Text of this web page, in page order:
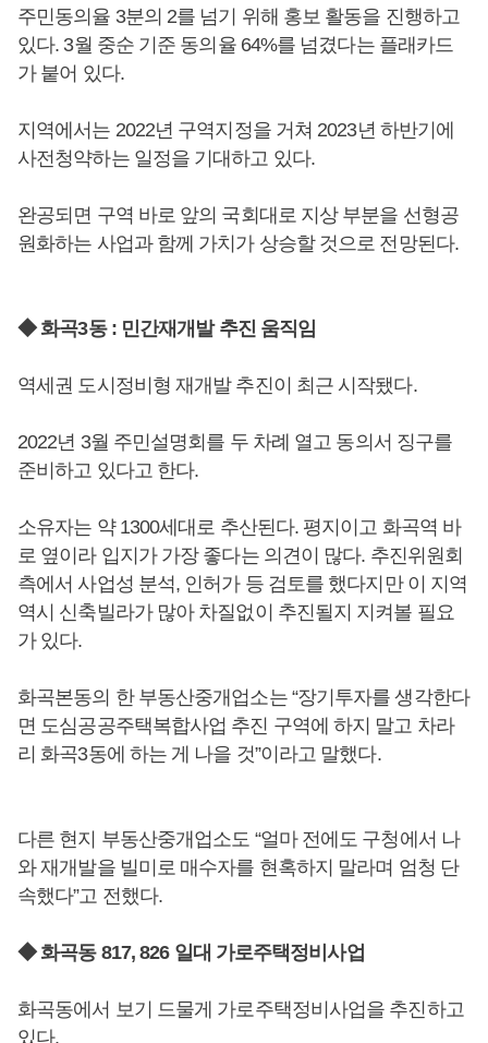
주민동의율 3분의 2를 넘기 위해 홍보 활동을 진행하고
있다. 3월 중순 기준 동의율 64%를 넘겼다는 플래카드
가 붙어 있다.
지역에서는 2022년 구역지정을 거쳐 2023년 하반기에
사전청약하는 일정을 기대하고 있다.
완공되면 구역 바로 앞의 국회대로 지상 부분을 선형공
원화하는 사업과 함께 가치가 상승할 것으로 전망된다.
◆ 화곡3동 : 민간재개발 추진 움직임
역세권 도시정비형 재개발 추진이 최근 시작됐다.
2022년 3월 주민설명회를 두 차례 열고 동의서 징구를
준비하고 있다고 한다.
소유자는 약 1300세대로 추산된다. 평지이고 화곡역 바
로 옆이라 입지가 가장 좋다는 의견이 많다. 추진위원회
측에서 사업성 분석, 인허가 등 검토를 했다지만 이 지역
역시 신축빌라가 많아 차질없이 추진될지 지켜볼 필요
가 있다.
화곡본동의 한 부동산중개업소는 “장기투자를 생각한다
면 도심공공주택복합사업 추진 구역에 하지 말고 차라
리 화곡3동에 하는 게 나을 것”이라고 말했다.
다른 현지 부동산중개업소도 “얼마 전에도 구청에서 나
와 재개발을 빌미로 매수자를 현혹하지 말라며 엄청 단
속했다”고 전했다.
◆ 화곡동 817, 826 일대 가로주택정비사업
화곡동에서 보기 드물게 가로주택정비사업을 추진하고
있다.